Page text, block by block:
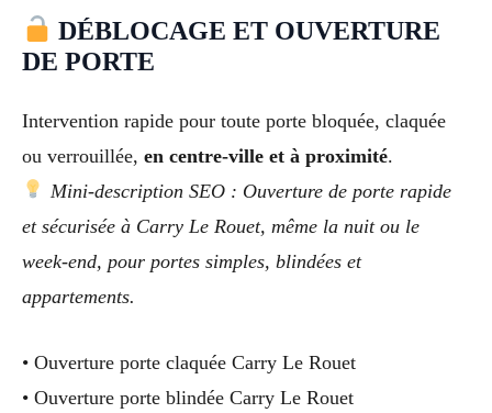
DÉBLOCAGE ET OUVERTURE
DE PORTE
Intervention rapide pour toute porte bloquée, claquée
ou verrouillée, en centre-ville et à proximité.
Mini-description SEO : Ouverture de porte rapide
et sécurisée à Carry Le Rouet, même la nuit ou le
week-end, pour portes simples, blindées et
appartements.
• Ouverture porte claquée Carry Le Rouet
• Ouverture porte blindée Carry Le Rouet